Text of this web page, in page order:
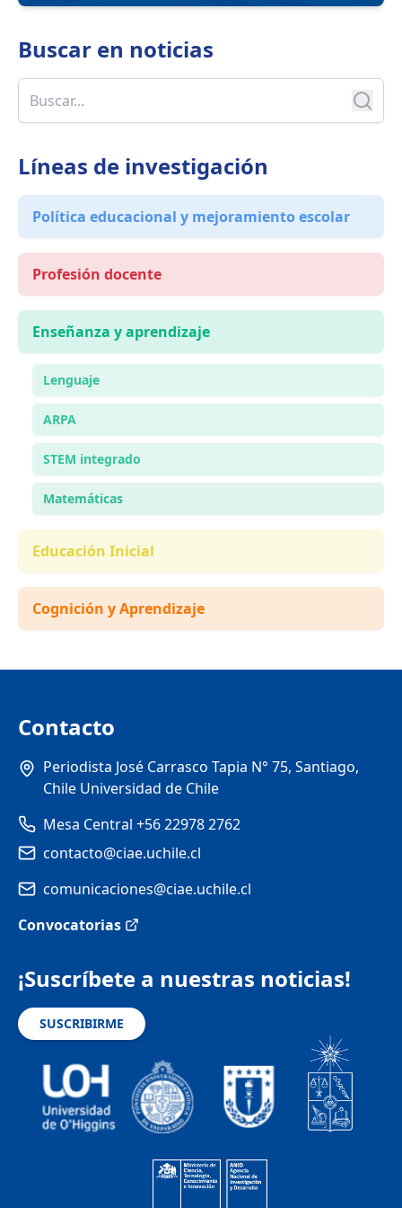
Buscar en noticias
Líneas de investigación
Política educacional y mejoramiento escolar
Profesión docente
Enseñanza y aprendizaje
Lenguaje
ARPA
STEM integrado
Matemáticas
Educación Inicial
Cognición y Aprendizaje
Contacto
Periodista José Carrasco Tapia N° 75, Santiago,
Chile Universidad de Chile
Mesa Central +56 22978 2762
contacto@ciae.uchile.cl
comunicaciones@ciae.uchile.cl
Convocatorias
¡Suscríbete a nuestras noticias!
SUSCRIBIRME